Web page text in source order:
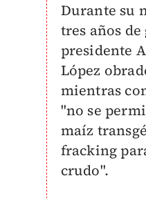
Durante su
tres años
presidente
López
mientras
"no se
maíz
fracking
crudo".